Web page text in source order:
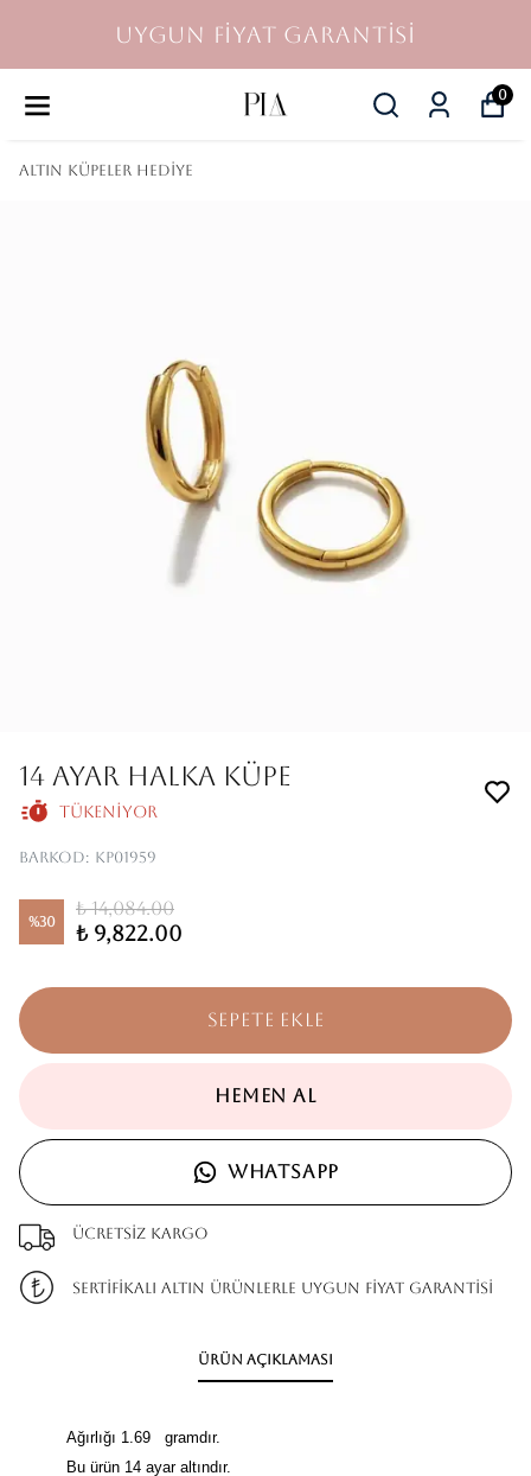
UYGUN FİYAT GARANTİSİ
0
Altın Küpeler Hediye
14 AYAR HALKA KÜPE
Tükeniyor
Barkod: KP01959
%30
₺ 14,084.00
₺ 9,822.00
SEPETE EKLE
HEMEN AL
WHATSAPP
Ücretsiz kargo
SERTİFİKALI ALTIN ÜRÜNLERLE UYGUN FİYAT GARANTİSİ
Ürün Açıklaması
Ağırlığı 1.69 gramdır.
Bu ürün 14 ayar altındır.